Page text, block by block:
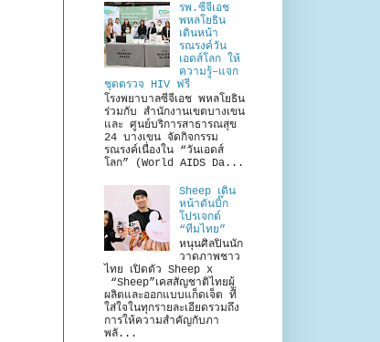
รพ.ซีจีเอช
พหลโยธิน
เดินหน้า
รณรงค์วัน
เอดส์โลก ให้
ความรู้–แจก
ชุดตรวจ HIV ฟรี
โรงพยาบาลซีจีเอช พหลโยธิน
ร่วมกับ สำนักงานเขตบางเขน
และ ศูนย์บริการสาธารณสุข
24 บางเขน จัดกิจกรรม
รณรงค์เนื่องใน “วันเอดส์
โลก” (World AIDS Da...
Sheep เดิน
หน้าดันบิ๊ก
โปรเจกต์
“ทีมไทย”
หนุนศิลปินนัก
วาดภาพชาว
ไทย เปิดตัว Sheep x
“Sheep”เคสสัญชาติไทยผู้
ผลิตและออกแบบแก็ดเจ็ต ที่
ใส่ใจในทุกรายละเอียดรวมถึง
การให้ความสำคัญกับภา
พลั...